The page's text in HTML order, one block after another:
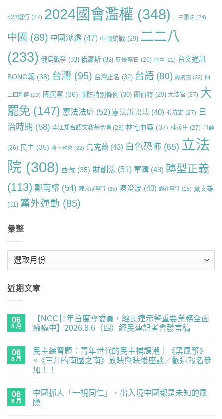
523遊行 (27) 2024國會濫權 (348) 一中憲法 (24)
中國 (89) 中國滲透 (47) 中國統戰 (29) 二二八
(233) 俄烏戰爭 (33) 俄羅斯 (32) 反侵略日 (26) 台中 (22) 台文通訊
BONG報 (38) 台灣 (95) 台灣正名 (32) 台語 (80) 周婉窈 (22) 四
二四刺蔣 (23) 國民黨 (36) 國防特別條例 (30) 圖伯特 (29) 大法官 (27) 大
罷免 (147) 憲法法庭 (52) 憲法訴訟法 (40) 抵抗史 (27) 日
治時期 (58) 李江却台語文教基金會 (28) 林宅血案 (37) 林茂生 (27) 母語
(26) 民主 (35) 濟南教會 (22) 烏克蘭 (43) 白色恐怖 (65) 立法
院 (308) 西藏 (35) 財劃法 (51) 軍購 (43) 轉型正義
(113) 鄭南榕 (54) 陳文成事件 (25) 陳澄波 (40) 霧社事件 (25) 黃文雄
(31) 黨外運動 (85)
彙整
近期文章
06
8 月
【NCC廿年首度零委員，經民連示警重要業務全面
癱瘓中】2026.8.6（四）經民連記者會發言稿
廿
首
度
員，
經
民
留
言
06
8 月
民主練習題：青年世代的民主補課潮｜《黑風箏》
×《三月的南國之南》放映與映後座談／歡迎報名參
加！！
主
練
習
留
言
06
8 月
中國抓人「一視同仁」，出入境中國都是未知的風
險